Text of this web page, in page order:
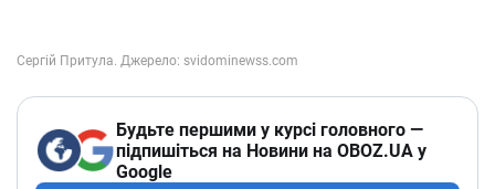
Будьте першими у курсі головного —
підпишіться на Новини на OBOZ.UA у
Google